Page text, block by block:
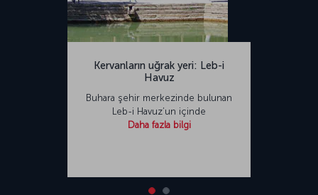
Kervanların uğrak yeri: Leb-i
Havuz
Buhara şehir merkezinde bulunan
Leb-i Havuz’un içinde
Daha fazla bilgi